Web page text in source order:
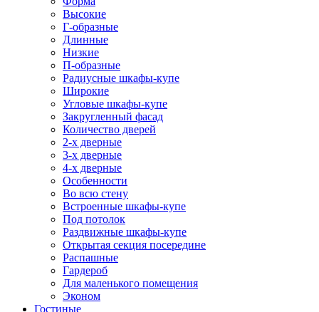
Высокие
Г-образные
Длинные
Низкие
П-образные
Радиусные шкафы-купе
Широкие
Угловые шкафы-купе
Закругленный фасад
Количество дверей
2-х дверные
3-х дверные
4-х дверные
Особенности
Во всю стену
Встроенные шкафы-купе
Под потолок
Раздвижные шкафы-купе
Открытая секция посередине
Распашные
Гардероб
Для маленького помещения
Эконом
Гостиные